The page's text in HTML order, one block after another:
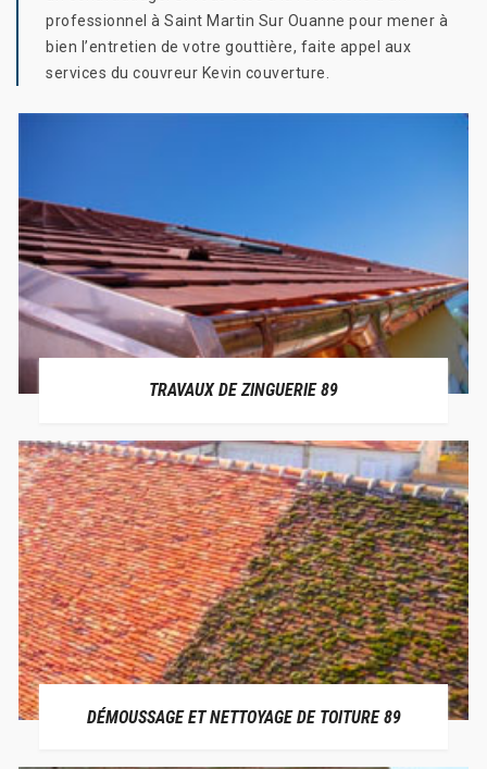
professionnel à Saint Martin Sur Ouanne pour mener à
bien l’entretien de votre gouttière, faite appel aux
services du couvreur Kevin couverture.
TRAVAUX DE ZINGUERIE 89
DÉMOUSSAGE ET NETTOYAGE DE TOITURE 89